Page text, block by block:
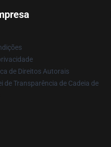
de Direitos Autorais
de Transparência de Cadeia de